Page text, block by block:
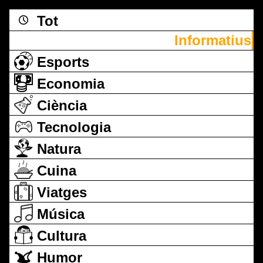
Tot
Informatius
Esports
Economia
Ciència
Tecnologia
Natura
Cuina
Viatges
Música
Cultura
Humor